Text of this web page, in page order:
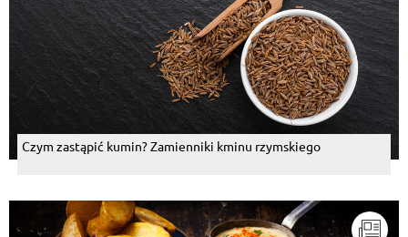
Czym zastąpić kumin? Zamienniki kminu rzymskiego